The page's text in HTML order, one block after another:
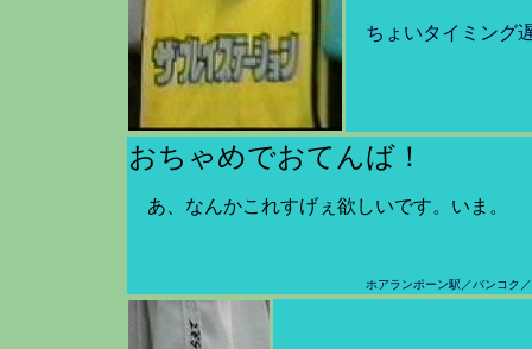
ちょいタイミング
おちゃめでおてんば！
あ、なんかこれすげぇ欲しいです。いま。
ホアランポーン駅／バンコク